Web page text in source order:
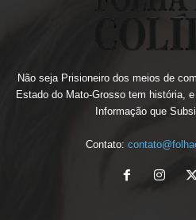
Não seja Prisioneiro dos meios de
Estado do Mato-Grosso tem história,
Informação que
Contato: